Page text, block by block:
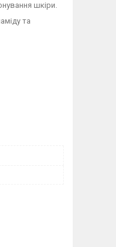
шкіри.
та